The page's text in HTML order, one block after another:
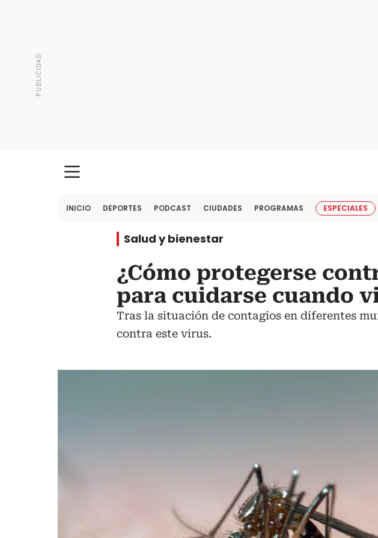
INICIO DEPORTES PODCAST CIUDADES PROGRAMAS ESPECIALES
Salud y bienestar
¿Cómo protegerse
para cuidarse cuando
Tras la situación de contagios en diferentes
contra este virus.